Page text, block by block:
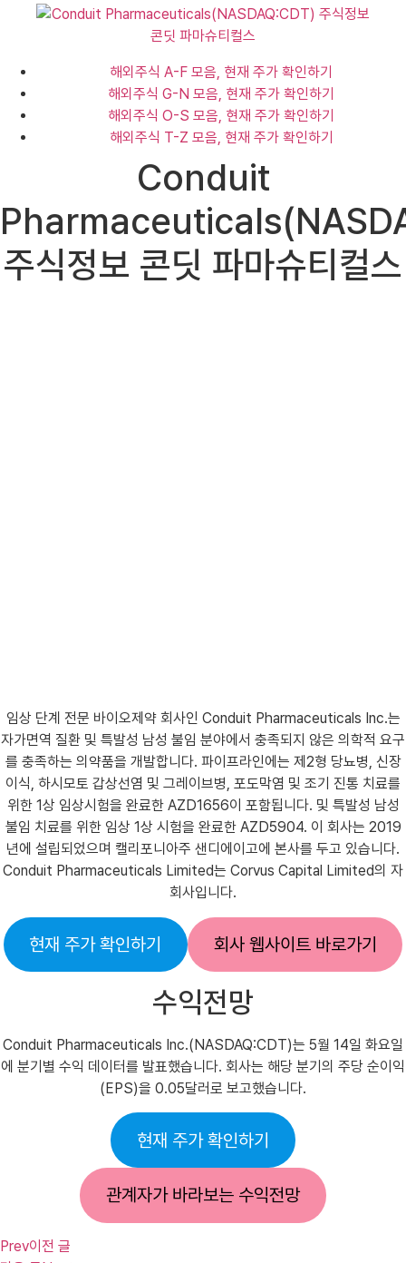
해외주식 A-F 모음, 현재 주가 확인하기
해외주식 G-N 모음, 현재 주가 확인하기
해외주식 O-S 모음, 현재 주가 확인하기
해외주식 T-Z 모음, 현재 주가 확인하기
Conduit
주식정보 콘딧 파마슈티컬스
임상 단계 전문 바이오제약 회사인 Conduit Pharmaceuticals Inc.는
자가면역 질환 및 특발성 남성 불임 분야에서 충족되지 않은 의학적 요구
를 충족하는 의약품을 개발합니다. 파이프라인에는 제2형 당뇨병, 신장
이식, 하시모토 갑상선염 및 그레이브병, 포도막염 및 조기 진통 치료를
위한 1상 임상시험을 완료한 AZD1656이 포함됩니다. 및 특발성 남성
불임 치료를 위한 임상 1상 시험을 완료한 AZD5904. 이 회사는 2019
년에 설립되었으며 캘리포니아주 샌디에이고에 본사를 두고 있습니다.
Conduit Pharmaceuticals Limited는 Corvus Capital Limited의 자
회사입니다.
현재 주가 확인하기 회사 웹사이트 바로가기
수익전망
Conduit Pharmaceuticals Inc.(NASDAQ:CDT)는 5월 14일 화요일
에 분기별 수익 데이터를 발표했습니다. 회사는 해당 분기의 주당 순이익
(EPS)을 0.05달러로 보고했습니다.
현재 주가 확인하기
관계자가 바라보는 수익전망
Prev이전 글